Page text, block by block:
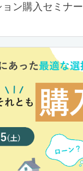
ン購入セミナー